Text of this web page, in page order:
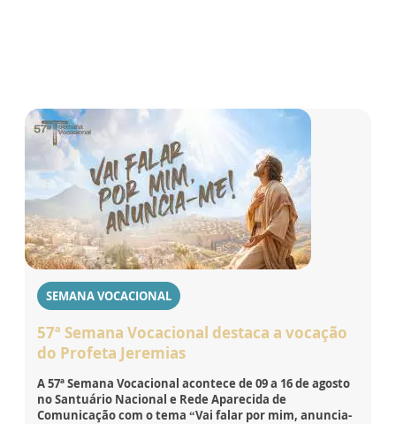
SEMANA VOCACIONAL
57ª Semana Vocacional destaca a vocação
do Profeta Jeremias
A 57ª Semana Vocacional acontece de 09 a 16 de agosto
no Santuário Nacional e Rede Aparecida de
Comunicação com o tema “Vai falar por mim, anuncia-